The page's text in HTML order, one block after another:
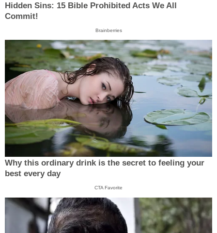
Hidden Sins: 15 Bible Prohibited Acts We All
Commit!
Brainberries
Why this ordinary drink is the secret to feeling your
best every day
CTA Favorite